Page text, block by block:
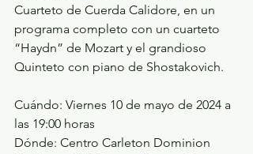
Cuarteto de Cuerda Calidore, en un
programa completo con un cuarteto
“Haydn” de Mozart y el grandioso
Quinteto con piano de Shostakovich.
Cuándo: Viernes 10 de mayo de 2024 a
las 19:00 horas
Dónde: Centro Carleton Dominion